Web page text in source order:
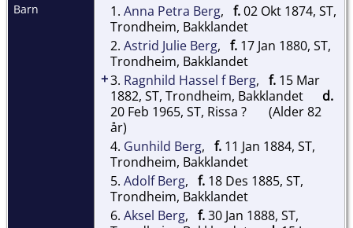
Barn 1. Anna Petra Berg, f.02 Okt 1874, ST,
Trondheim, Bakklandet
2. Astrid Julie Berg, f. 17 Jan 1880, ST,
Trondheim, Bakklandet
+3. Ragnhild Hassel f Berg, f. 15 Mar
1882, ST, Trondheim, Bakklandet
d.
20 Feb 1965, ST, Rissa ?
(Alder 82
år)
4. Gunhild Berg, f. 11 Jan 1884, ST,
Trondheim, Bakklandet
5. Adolf Berg, f. 18 Des 1885, ST,
Trondheim, Bakklandet
6. Aksel Berg, f.30 Jan 1888, ST,